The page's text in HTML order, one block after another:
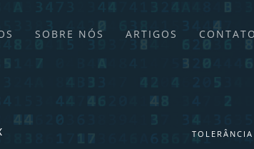
SOBRE NÓS ARTIGOS CONTATO